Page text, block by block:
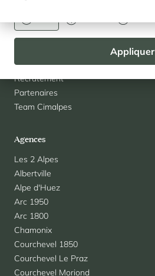
Appliquer
Avis clients
Questions fréquentes
Contact
Recrutement
Partenaires
Team Cimalpes
Agences
Les 2 Alpes
Albertville
Alpe d'Huez
Arc 1950
Arc 1800
Chamonix
Courchevel 1850
Courchevel Le Praz
Courchevel Moriond